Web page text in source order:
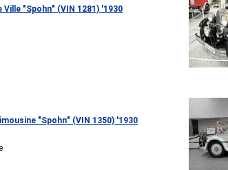
Ville "Spohn" (VIN 1281) '1930
"Spohn" (VIN 1350) '1930